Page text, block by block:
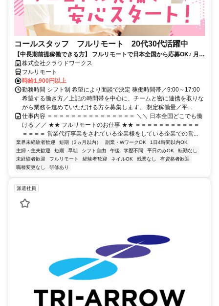
コールスタッフ フルリモート 20代30代活躍中
【中長期前提稼働できる方】 フルリモートで日本全国から応募OK♪ 月稼
働80時間で安定収入！
株式会社クラウドワークス
フルリモート
時給1,900円以上
勤務時間 シフト制 希望により面談で決定 稼働時間帯／9:00～17:00
希望する働き方／上記の時間帯を中心に、チームと密に連携を取りな
がら業務を進めていただける方を募集します。 想定稼働量／平...
仕事内容 ＝＝＝＝＝＝＝＝＝＝＝＝＝＝＝ ＼＼ 日本全国どこでも働
ける ／／ ★★ フルリモートのお仕事 ★★ ＝＝＝＝＝＝＝＝＝＝＝
＝＝＝＝ 営業代行事業をされている企業様をしている企業での営...
業界未経験者歓迎 短期（3ヵ月以内） 副業・WワークOK
1日4時間以内OK
主婦・主夫歓迎
短期 早朝 シフト自由 午後 学歴不問 平日のみOK
転勤なし
未経験者歓迎
フルリモート 経験者歓迎 ネイルOK 残業なし
有資格者歓迎
職種変更なし
研修あり
派遣社員